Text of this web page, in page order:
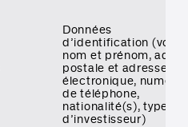
Données
d’identification (vos
nom et prénom,
postale et adresse
électronique, numéro
de téléphone,
nationalité(s), type
d’investisseur)